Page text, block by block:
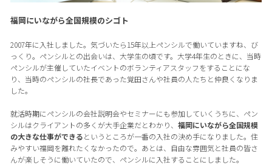
福岡にいながら全国規模のシゴト
2007年に入社しました。気づいたら15年以上ペンシルで働いていますね、び
っくり。ペンシルとの出会いは、大学生の頃です。大学4年生のときに、当時
ペンシルが主催していたイベントのボランティアスタッフをすることにな
り、当時のペンシルの社長であった覚田さんや社員の人たちと仲良くなりま
した。
就活時期にペンシルの会社説明会やセミナーにも参加していくうちに、ペン
シルはクライアントの多くが大手企業だとわかり、 福岡にいながら全国規模
の大きな仕事ができるというところが一番の入社の決め手になりました。住
みやすい福岡を離れたくなかったので。あとは、自由な雰囲気と社員の皆さ
んが楽しそうに働いていたので、ペンシルに入社することにしました。